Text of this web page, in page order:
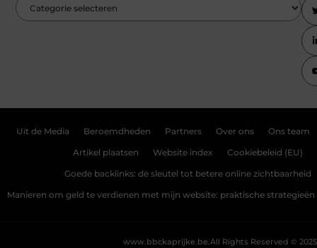
Uit de Media Beroemdheden Partners Over ons Ons team
Artikel plaatsen Website index Cookiebeleid (EU)
Goede backlinks: de sleutel tot betere online zichtbaarheid
Manieren om geld te verdienen met mijn website: praktische strategieën
All Rights Reserved © 2025
www.bbckaprijke.be.